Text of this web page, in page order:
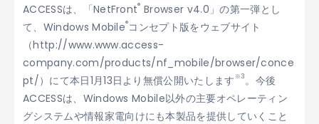
ACCESSは、「NetFront® Browser v4.0」の第一弾とし
て、Windows Mobile®コンセプト版をウェブサイト
（http://www.www.access-
company.com/products/nf_mobile/browser/conce
pt/）にて本日1月13日より無償公開いたします ※3。今後
ACCESSは、Windows Mobile以外の主要オペレーティン
グシステムや情報家電向けにも本製品を提供していくこと